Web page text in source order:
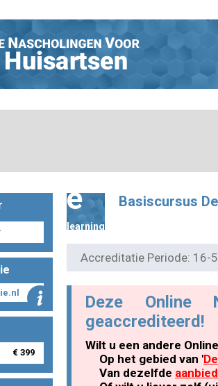
locatie (agenda)
(elearning)
€ 399
e
learning
Basiscursus
Accreditatie Periode:
Deze Online
geaccrediteerd!
Wilt u een andere
Op het gebied van '
Van dezelfde